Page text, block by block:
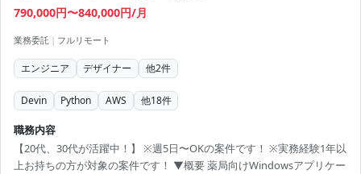
790,000円〜840,000円/月
業務委託 | フルリモート
エンジニア デザイナー 他2件
Devin Python AWS 他18件
職務内容
【20代、30代が活躍中！】 ※週5日〜OKの案件です！ ※実務経験1年以
上お持ちの方が対象の案件です！ ▼概要 薬局向けWindowsアプリケー